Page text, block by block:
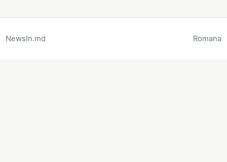
NewsIn.md Romana